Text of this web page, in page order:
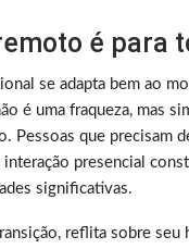
é para
se adapta bem ao
é uma fraqueza, mas
Pessoas que precisam
presencial
significativas.
reflita sobre